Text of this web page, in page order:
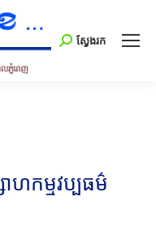
Search:
ស្វែងរក
ហកម្មវប្បធម៌